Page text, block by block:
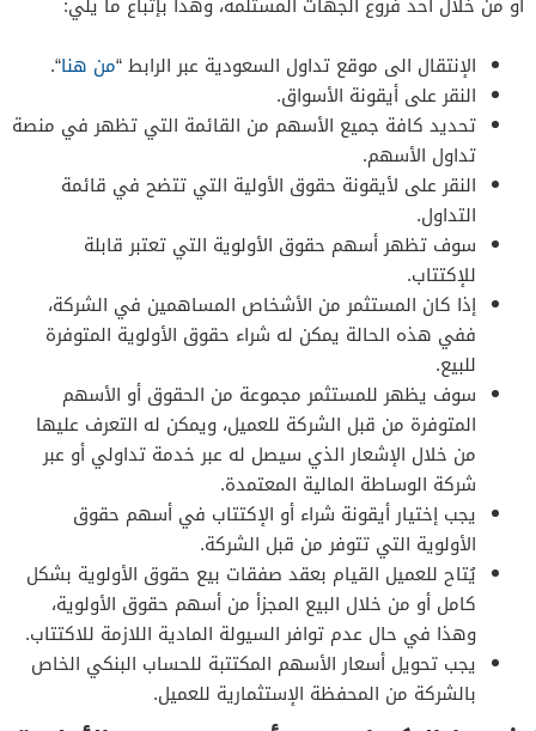
الإنتقال الى موقع تداول السعودية عبر الرابط “من هنا“.
النقر على أيقونة الأسواق.
تحديد كافة جميع الأسهم من القائمة التي تظهر في منصة
تداول الأسهم.
النقر على لأيقونة حقوق الأولية التي تتضح في قائمة
التداول.
سوف تظهر أسهم حقوق الأولوية التي تعتبر قابلة
للإكتتاب.
إذا كان المستثمر من الأشخاص المساهمين في الشركة،
ففي هذه الحالة يمكن له شراء حقوق الأولوية المتوفرة
للبيع.
سوف يظهر للمستثمر مجموعة من الحقوق أو الأسهم
المتوفرة من قبل الشركة للعميل، ويمكن له التعرف عليها
من خلال الإشعار الذي سيصل له عبر خدمة تداولي أو عبر
شركة الوساطة المالية المعتمدة.
يجب إختيار أيقونة شراء أو الإكتتاب في أسهم حقوق
الأولوية التي تتوفر من قبل الشركة.
يُتاح للعميل القيام بعقد صفقات بيع حقوق الأولوية بشكل
كامل أو من خلال البيع المجزأ من أسهم حقوق الأولوية،
وهذا في حال عدم توافر السيولة المادية اللازمة للاكتتاب.
يجب تحويل أسعار الأسهم المكتتبة للحساب البنكي الخاص
بالشركة من المحفظة الإستثمارية للعميل.